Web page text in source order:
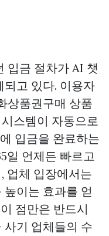
입금 절차가 AI 챗
고 있다. 이용자
상품권구매 상품
스템이 자동으로
입금을 완료하는
일 언제든 빠르고
업체 입장에서는
이는 효과를 얻
점만은 반드시
기 업체들의 수